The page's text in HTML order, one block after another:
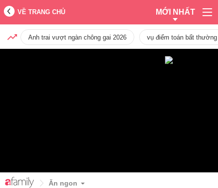
VỀ TRANG CHỦ MỚI NHẤT
Anh trai vượt ngàn chông gai 2026 vụ điểm toán bất
Ăn ngon